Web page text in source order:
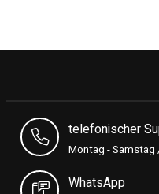
telefonischer
Montag - Samstag
WhatsApp